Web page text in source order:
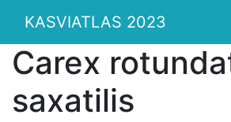
KASVIATLAS 2023
Carex
saxatilis